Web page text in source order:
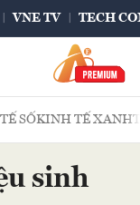
VNE TV TECH
SỐKINH TẾ XANH
sinh